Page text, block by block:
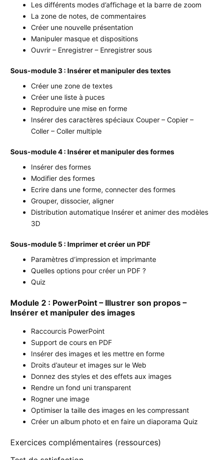
Les différents modes d’affichage et la barre de zoom
La zone de notes, de commentaires
Créer une nouvelle présentation
Manipuler masque et dispositions
Ouvrir – Enregistrer – Enregistrer sous
Sous-module 3 : Insérer et manipuler des textes
Créer une zone de textes
Créer une liste à puces
Reproduire une mise en forme
Insérer des caractères spéciaux Couper – Copier –
Coller – Coller multiple
Sous-module 4 : Insérer et manipuler des formes
Insérer des formes
Modifier des formes
Ecrire dans une forme, connecter des formes
Grouper, dissocier, aligner
Distribution automatique Insérer et animer des modèles
3D
Sous-module 5 : Imprimer et créer un PDF
Paramètres d’impression et imprimante
Quelles options pour créer un PDF ?
Quiz
Module 2 : PowerPoint – Illustrer son propos –
Insérer et manipuler des images
Raccourcis PowerPoint
Support de cours en PDF
Insérer des images et les mettre en forme
Droits d’auteur et images sur le Web
Donnez des styles et des effets aux images
Rendre un fond uni transparent
Rogner une image
Optimiser la taille des images en les compressant
Créer un album photo et en faire un diaporama Quiz
Exercices complémentaires (ressources)